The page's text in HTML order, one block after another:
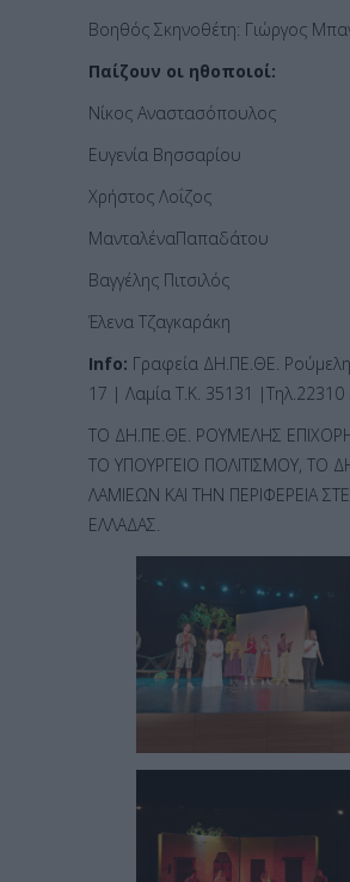
Βοηθός Σκηνοθέτη: Γιώργος
Παίζουν οι ηθοποιοί:
Νίκος Αναστασόπουλος
Ευγενία Βησσαρίου
Χρήστος Λοΐζος
ΜανταλέναΠαπαδάτου
Βαγγέλης Πιτσιλός
Έλενα Τζαγκαράκη
Ιnfo: Γραφεία ΔΗ.ΠΕ.ΘΕ.
17 | Λαμία Τ.Κ. 35131 |Τηλ.22310
ΤΟ ΔΗ.ΠΕ.ΘΕ. ΡΟΥΜΕΛΗΣ
ΤΟ ΥΠΟΥΡΓΕΙΟ ΠΟΛΙΤΙΣΜΟΥ, ΤΟ
ΛΑΜΙΕΩΝ ΚΑΙ ΤΗΝ ΠΕΡΙΦΕΡΕΙΑ
ΕΛΛΑΔΑΣ.